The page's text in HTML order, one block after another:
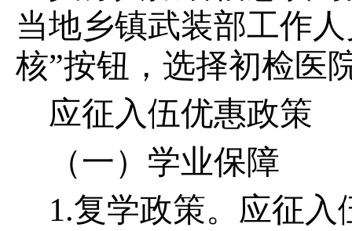
当地乡镇武装部工作
核”按钮，选择初检医
应征入伍优惠政策
（一）学业保障
1.复学政策。应征